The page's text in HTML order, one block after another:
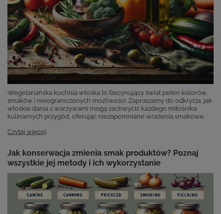
Wegetariańska kuchnia włoska to fascynujący świat pełen kolorów,
smaków i nieograniczonych możliwości. Zapraszamy do odkrycia, jak
włoskie dania z warzywami mogą zachwycić każdego miłośnika
kulinarnych przygód, oferując niezapomniane wrażenia smakowe.
Czytaj więcej
Jak konserwacja zmienia smak produktów? Poznaj
wszystkie jej metody i ich wykorzystanie